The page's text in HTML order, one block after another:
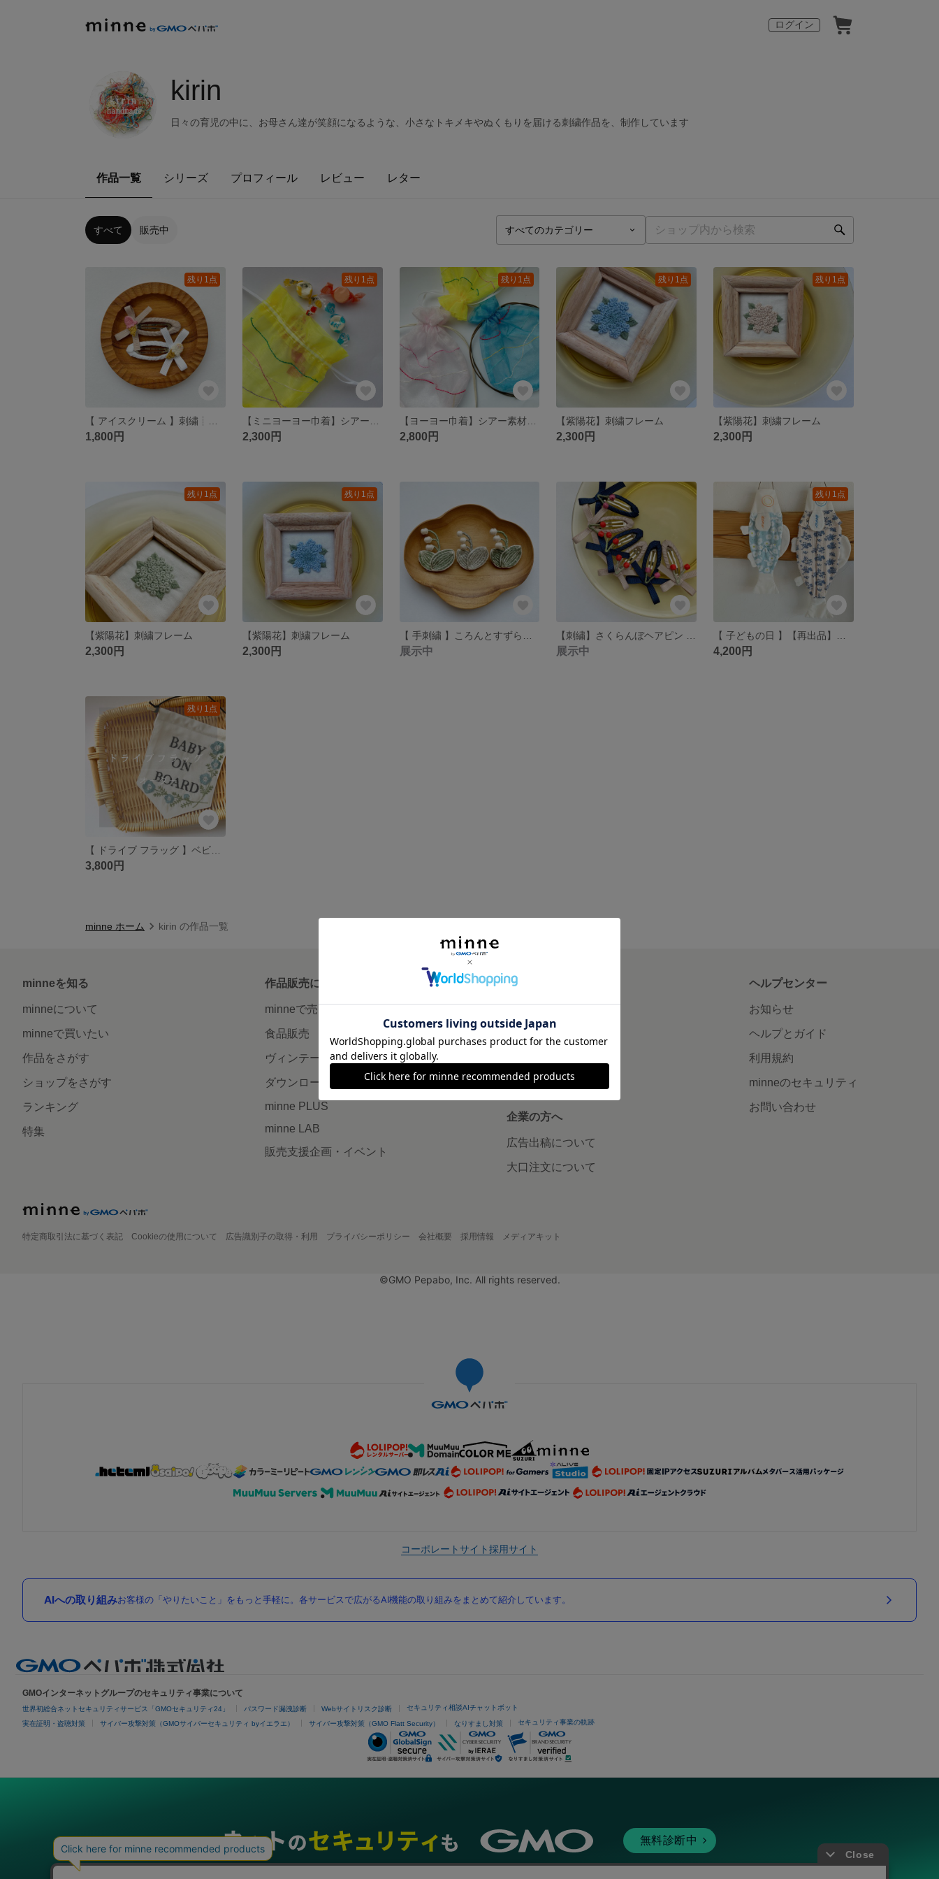
ログイン
kirin
日々の育児の中に、お母さん達が笑顔になるような、小さなトキメキやぬくもりを届ける刺繍作品を、制作しています
作品一覧 シリーズ プロフィール レビュー レター
すべて 販売中
残り1点
1,800円
残り1点
2,300円
残り1点
【ヨーヨー巾着】シアー素材／夏まつり／ヨーヨー風
2,800円
残り1点
【紫陽花】刺繍フレーム
2,300円
残り1点
【紫陽花】刺繍フレーム
2,300円
残り1点
【紫陽花】刺繍フレーム
2,300円
残り1点
【紫陽花】刺繍フレーム
2,300円 展示中 展示中
残り1点
4,200円
残り1点
3,800円
minne ホーム kirin の作品一覧
minneを知る
minneについて
minneで買いたい
作品をさがす
ショップをさがす
ランキング
特集
作品販売について
minneで売りたい
食品販売
ヴィンテージ販売
ダウンロード販売
minne PLUS
minne LAB
販売支援企画・イベント
読みもの
minne学習帖
minneの本
企業の方へ
広告出稿について
大口注文について
ヘルプセンター
お知らせ
ヘルプとガイド
利用規約
minneのセキュリティ
お問い合わせ
特定商取引法に基づく表記 Cookieの使用について 広告識別子の取得・利用 プライバシーポリシー 会社概要 採用情報 メディアキット
©GMO Pepabo, Inc. All rights reserved.
コーポレートサイト採用サイト
AIへの取り組みお客様の「やりたいこと」をもっと手軽に。各サービスで広がるAI機能の取り組みをまとめて紹介しています。
GMOインターネットグループのセキュリティ事業について
世界初総合ネットセキュリティサービス「GMOセキュリティ24」 パスワード漏洩診断 Webサイトリスク診断 セキュリティ相談AIチャットボット
実在証明・盗聴対策 サイバー攻撃対策（GMOサイバーセキュリティ byイエラエ） サイバー攻撃対策（GMO Flatt Security） なりすまし対策 セキュリティ事業の軌跡
無料診断中